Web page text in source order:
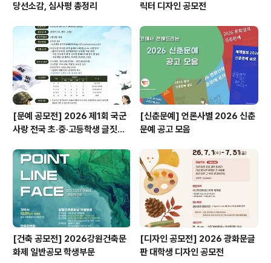
당선소감, 심사평 총정리
릭터 디자인 공모전
[문예 공모전] 2026 제1회 국군
사랑 전국 초·중·고등학생 글짓기
[신춘문예] 언론사별 2026 신춘
문예 공고 모음
[건축 공모전] 2026강원건축문
화제 일반공모 학생부문
[디자인 공모전] 2026 광화문글
판 대학생 디자인 공모전